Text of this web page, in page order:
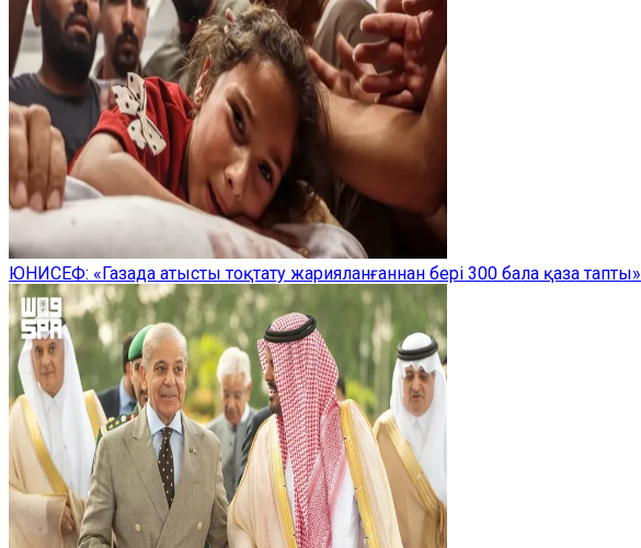
ЮНИСЕФ: «Газада атысты тоқтату жарияланғаннан бері 300 бала қаза тапты»